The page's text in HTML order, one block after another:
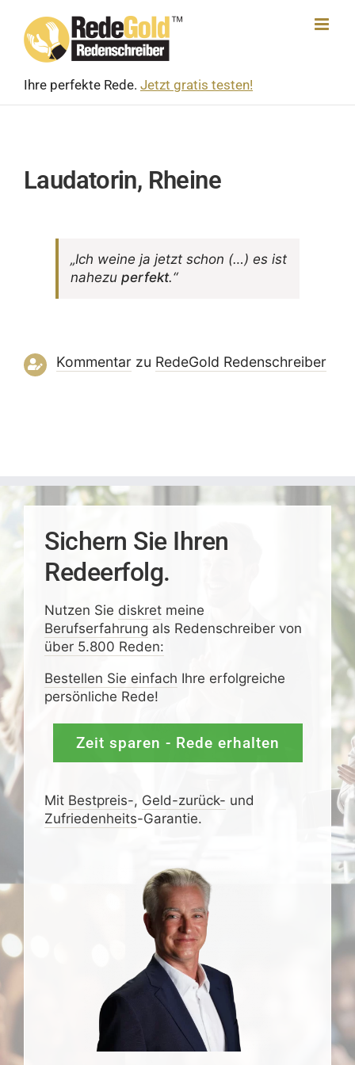
content
Ihre perfekte Rede. Jetzt gratis testen!
Laudatorin, Rheine
„Ich weine ja jetzt schon (…) es ist
nahezu perfekt.“
Kommentarzu RedeGold Reden­schreiber
Sichern Sie Ihren
Redeerfolg.
Nutzen Sie diskretmeine
Berufserfahrung als Redenschreiber von
über 5.800 Reden:
Bestellen Sie einfach Ihre erfolgreiche
persönliche Rede!
Zeit sparen - Rede erhalten
Mit Bestpreis-, Geld-zurück- und
Zufrieden­­heits-Garantie.